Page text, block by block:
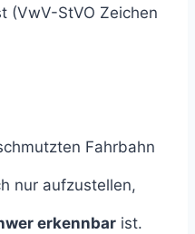
(VwV-StVO Zeichen
Fahrbahn
nur aufzustellen,
erkennbar ist.